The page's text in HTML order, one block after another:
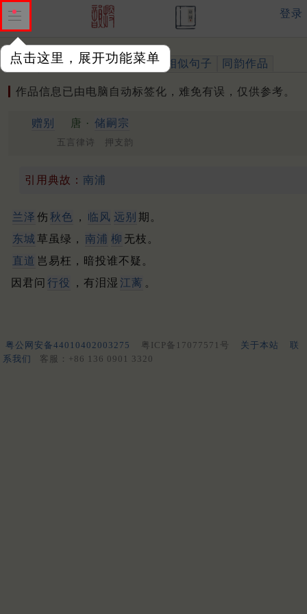
点击这里，展开功能菜单
登录
作品 标注四声 出处、引用 相似句子 同韵作品
作品信息已由电脑自动标签化，难免有误，仅供参考。
赠别 唐 · 储嗣宗
五言律诗 押支韵
引用典故： 南浦
兰泽 伤 秋色 ， 临风 远别 期。
东城 草虽绿， 南浦 柳 无枝。
直道 岂易枉，暗投谁不疑。
因君问 行役 ，有泪湿 江蓠 。
粤公网安备44010402003275 粤ICP备17077571号 关于本站
联
系我们
客服：+86 136 0901 3320